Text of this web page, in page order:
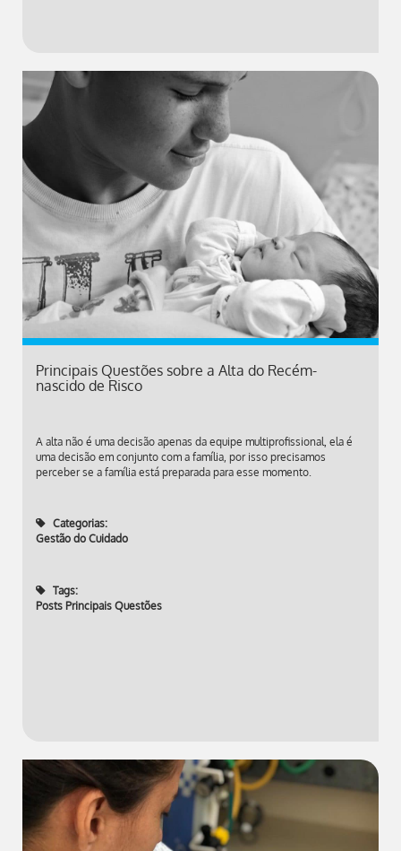
Principais Questões sobre a Alta do Recém-
nascido de Risco
A alta não é uma decisão apenas da equipe multiprofissional, ela é
uma decisão em conjunto com a família, por isso precisamos
perceber se a família está preparada para esse momento.
Categorias:
Gestão do Cuidado
Tags:
Posts Principais Questões